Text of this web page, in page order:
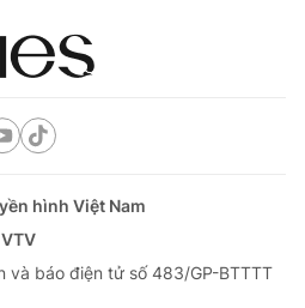
hình Việt Nam
và báo điện tử số 483/GP-BTTTT